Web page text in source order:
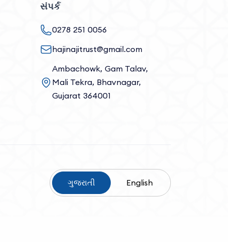
સંપર્ક
0278 251 0056
hajinajitrust@gmail.com
Ambachowk, Gam Talav,
Mali Tekra, Bhavnagar,
Gujarat 364001
ગુજરાતી English